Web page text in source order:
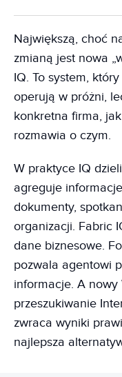
Największą, choć
zmianą jest nowa
IQ. To system,
operują w próżni,
konkretna firma,
rozmawia o czym.
W praktyce IQ
agreguje
dokumenty,
organizacji. Fabric
dane biznesowe.
pozwala agentowi
informacje. A nowy
przeszukiwanie
zwraca wyniki
najlepsza